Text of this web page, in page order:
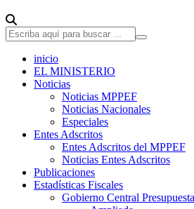
inicio
EL MINISTERIO
Noticias
Noticias MPPEF
Noticias Nacionales
Especiales
Entes Adscritos
Entes Adscritos del MPPEF
Noticias Entes Adscritos
Publicaciones
Estadísticas Fiscales
Gobierno Central